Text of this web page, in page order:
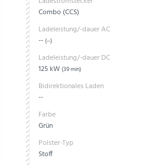
Combo (CCS)
Ladeleistung/-dauer AC
--(--)
Ladeleistung/-dauer DC
125 kW(39 min)
Bidirektionales Laden
--
Farbe
Grün
Polster-Typ
Stoff